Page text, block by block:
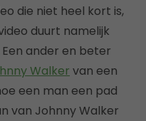
die niet heel kort is,
duurt namelijk
ander en beter
Walker van een
een man een pad
van Johnny Walker